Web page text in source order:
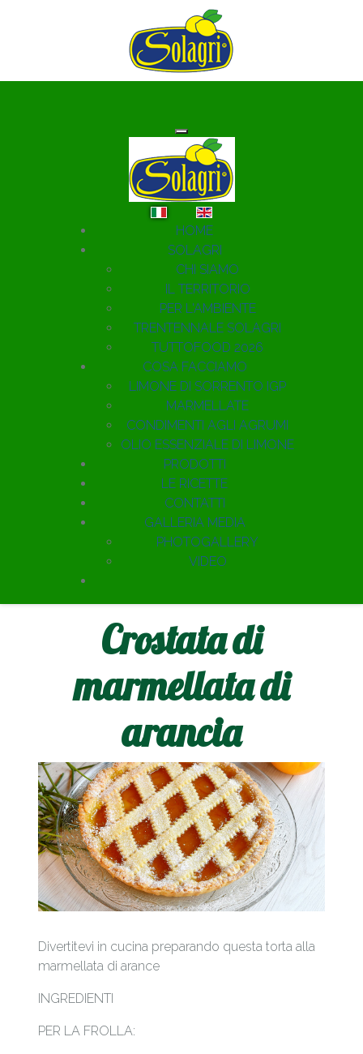
Seleziona la tua lingua
HOME
SOLAGRI
CHI SIAMO
IL TERRITORIO
PER L'AMBIENTE
TRENTENNALE SOLAGRI
TUTTOFOOD 2026
COSA FACCIAMO
LIMONE DI SORRENTO IGP
MARMELLATE
CONDIMENTI AGLI AGRUMI
OLIO ESSENZIALE DI LIMONE
PRODOTTI
LE RICETTE
CONTATTI
GALLERIA MEDIA
PHOTOGALLERY
VIDEO
Crostata di
marmellata di
arancia
Divertitevi in cucina preparando questa torta alla
marmellata di arance
INGREDIENTI
PER LA FROLLA: